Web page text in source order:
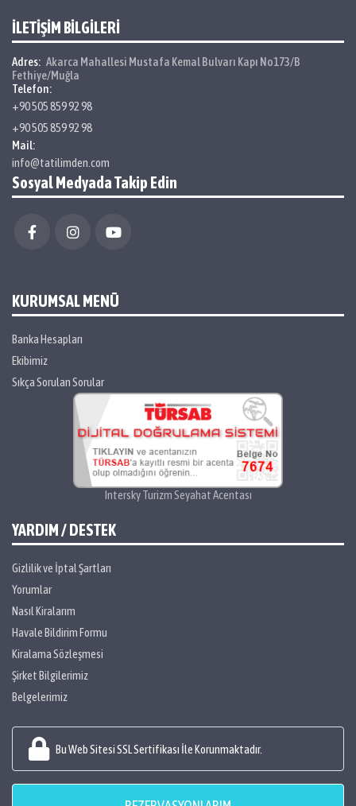
İLETİŞİM BİLGİLERİ
Adres: Akarca Mahallesi Mustafa Kemal Bulvarı Kapı No173/B
Fethiye/Muğla
Telefon:
+90 505 859 92 98
+90 505 859 92 98
Mail:
info@tatilimden.com
Sosyal Medyada Takip Edin
KURUMSAL MENÜ
Banka Hesapları
Ekibimiz
Sıkça Sorulan Sorular
Intersky Turizm Seyahat Acentası
YARDIM / DESTEK
Gizlilik ve İptal Şartları
Yorumlar
Nasıl Kiralarım
Havale Bildirim Formu
Kiralama Sözleşmesi
Şirket Bilgilerimiz
Belgelerimiz
Bu Web Sitesi SSL Sertifikası İle Korunmaktadır.